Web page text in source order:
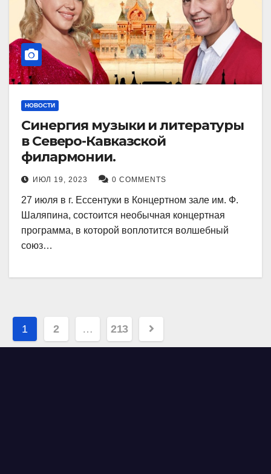
НОВОСТИ
Синергия музыки и литературы
в Северо-Кавказской
филармонии.
ИЮЛ 19, 2023 0 COMMENTS
27 июля в г. Ессентуки в Концертном зале им. Ф.
Шаляпина, состоится необычная концертная
программа, в которой воплотится волшебный
союз…
Навигация
по
1 2 … 213